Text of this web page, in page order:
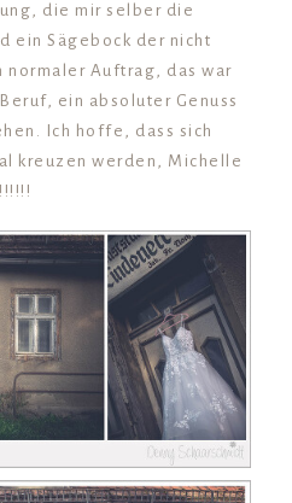
die mir selber die
ein Sägebock der nicht
normaler Auftrag, das war
ein absoluter Genuss
Ich hoffe, dass sich
kreuzen werden, Michelle